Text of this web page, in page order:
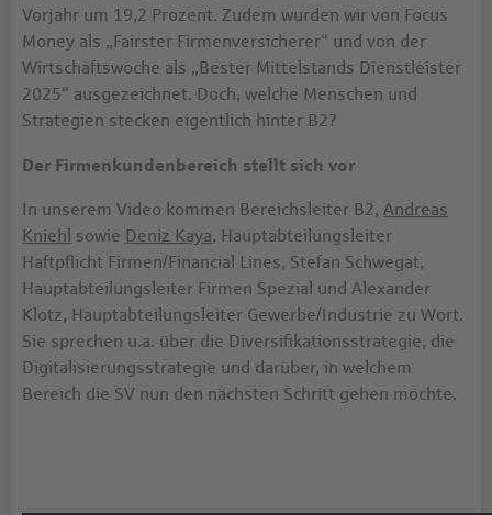
Vorjahr um 19,2 Prozent. Zudem wurden wir von Focus
Money als „Fairster Firmenversicherer“ und von der
Wirtschaftswoche als „Bester Mittelstands Dienstleister
2025“ ausgezeichnet. Doch, welche Menschen und
Strategien stecken eigentlich hinter B2?
Der Firmenkundenbereich stellt sich vor
In unserem Video kommen Bereichsleiter B2, Andreas
Kniehl sowie Deniz Kaya, Hauptabteilungsleiter
Haftpflicht Firmen/Financial Lines, Stefan Schwegat,
Hauptabteilungsleiter Firmen Spezial und Alexander
Klotz, Hauptabteilungsleiter Gewerbe/Industrie zu Wort.
Sie sprechen u.a. über die Diversifikationsstrategie, die
Digitalisierungsstrategie und darüber, in welchem
Bereich die SV nun den nächsten Schritt gehen möchte.